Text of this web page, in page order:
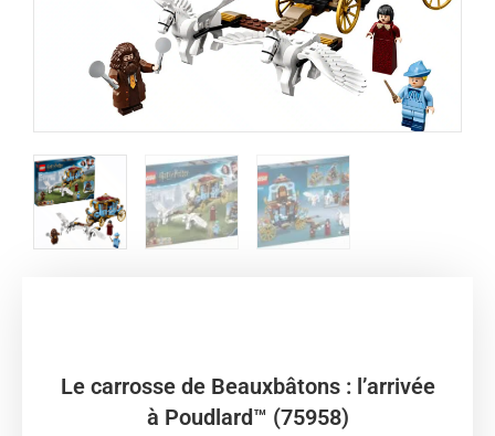
Le carrosse de Beauxbâtons : l’arrivée
à Poudlard™ (75958)